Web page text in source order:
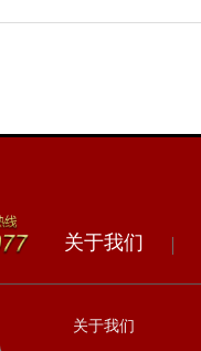
关于我们
关于我们